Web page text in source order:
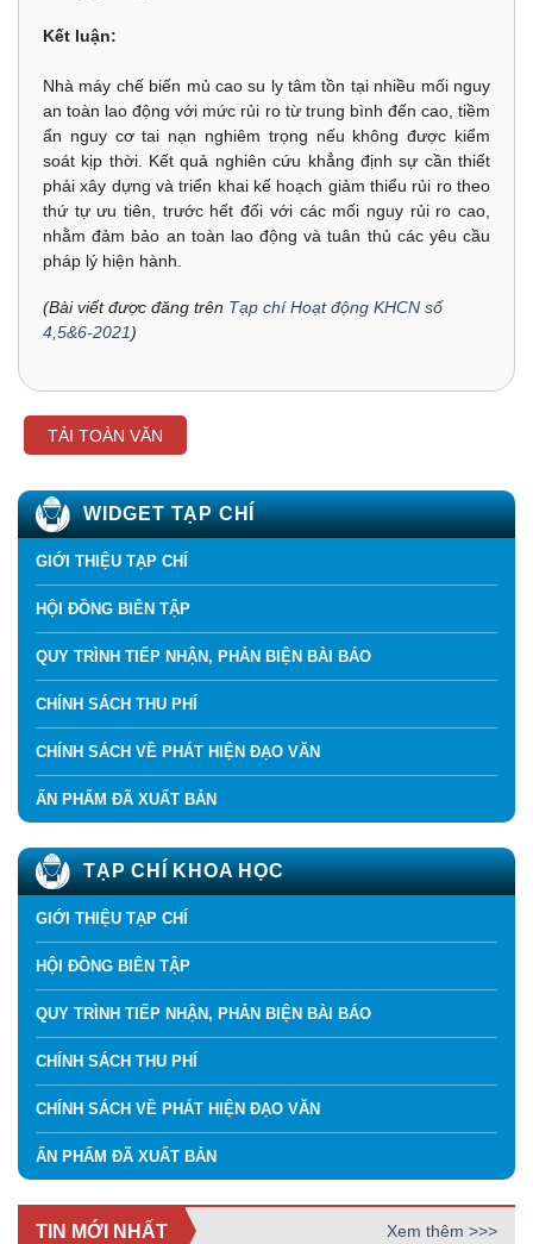
Kết luận:
Nhà máy chế biến mủ cao su ly tâm tồn tại nhiều mối nguy
an toàn lao động với mức rủi ro từ trung bình đến cao, tiềm
ẩn nguy cơ tai nạn nghiêm trọng nếu không được kiểm
soát kịp thời. Kết quả nghiên cứu khẳng định sự cần thiết
phải xây dựng và triển khai kế hoạch giảm thiểu rủi ro theo
thứ tự ưu tiên, trước hết đối với các mối nguy rủi ro cao,
nhằm đảm bảo an toàn lao động và tuân thủ các yêu cầu
pháp lý hiện hành.
(Bài viết được đăng trên Tạp chí Hoạt động KHCN số
4,5&6-2021)
TẢI TOÀN VĂN
WIDGET TẠP CHÍ
GIỚI THIỆU TẠP CHÍ
HỘI ĐỒNG BIÊN TẬP
QUY TRÌNH TIẾP NHẬN, PHẢN BIỆN BÀI BÁO
CHÍNH SÁCH THU PHÍ
CHÍNH SÁCH VỀ PHÁT HIỆN ĐẠO VĂN
ẤN PHẨM ĐÃ XUẤT BẢN
TẠP CHÍ KHOA HỌC
GIỚI THIỆU TẠP CHÍ
HỘI ĐỒNG BIÊN TẬP
QUY TRÌNH TIẾP NHẬN, PHẢN BIỆN BÀI BÁO
CHÍNH SÁCH THU PHÍ
CHÍNH SÁCH VỀ PHÁT HIỆN ĐẠO VĂN
ẤN PHẨM ĐÃ XUẤT BẢN
TIN MỚI NHẤT Xem thêm >>>